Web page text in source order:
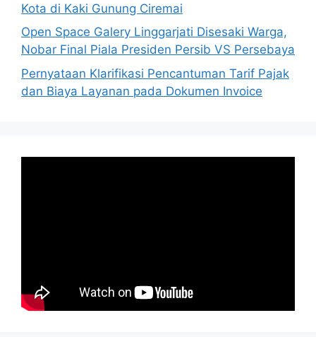
Kota di Kaki Gunung Ciremai
Open Space Galery Linggarjati Disesaki Warga,
Nobar Final Piala Presiden Persib VS Persebaya
Pernyataan Klarifikasi Pencantuman Tarif Pajak
dan Biaya Layanan pada Dokumen Invoice